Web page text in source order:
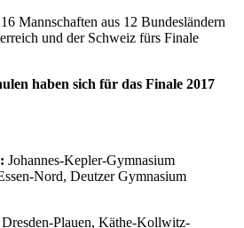
Mannschaften aus 12 Bundesländern
und der Schweiz fürs Finale
haben sich für das Finale 2017
Johannes-Kepler-Gymnasium
Nord, Deutzer Gymnasium
Plauen, Käthe-Kollwitz-